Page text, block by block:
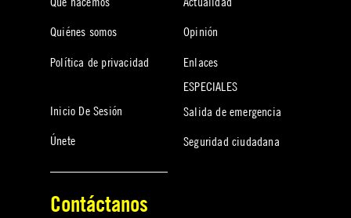
Quiénes somos
Política de privacidad
Inicio De Sesión
Únete
Opinión
Enlaces
ESPECIALES
Salida de emergencia
Seguridad ciudadana
Contáctanos